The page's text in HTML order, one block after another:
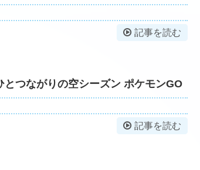
記事を読む
とつながりの空シーズン ポケモンGO
記事を読む